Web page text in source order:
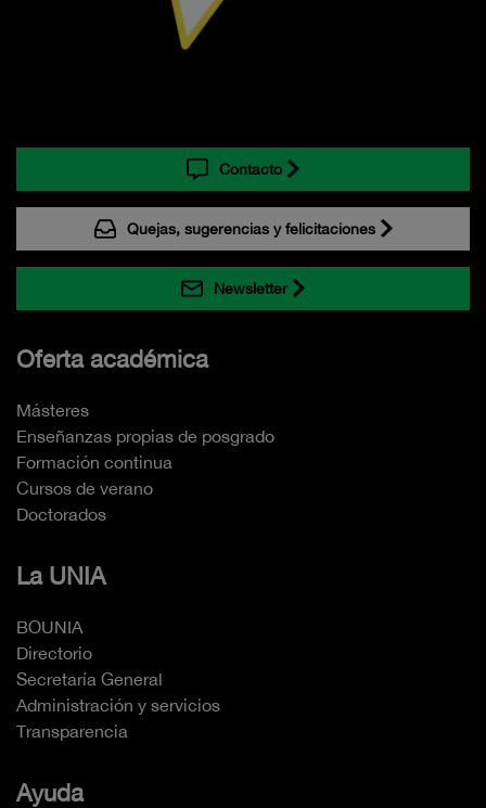
Contacto
Quejas, sugerencias y felicitaciones
Newsletter
Oferta académica
Másteres
Enseñanzas propias de posgrado
Formación continua
Cursos de verano
Doctorados
La UNIA
BOUNIA
Directorio
Secretaría General
Administración y servicios
Transparencia
Ayuda